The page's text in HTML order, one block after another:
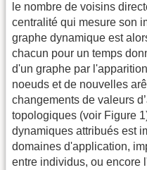
le nombre de voisins
centralité qui mesure son
graphe dynamique est
chacun pour un temps
d'un graphe par
noeuds et de nouvelles
changements de valeurs
topologiques (voir Figure
dynamiques attribués est
domaines d'application,
entre individus, ou encore